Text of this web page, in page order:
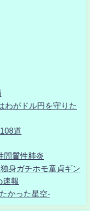
わがドル円を守りた
道
間質性肺炎
身ガチホモ童貞ギン
速報
かった星空-